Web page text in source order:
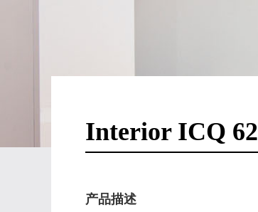
Interior ICQ 62
产品描述